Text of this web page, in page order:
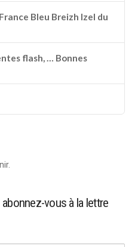
Bleu Breizh Izel du
flash, … Bonnes
abonnez-vous à la lettre